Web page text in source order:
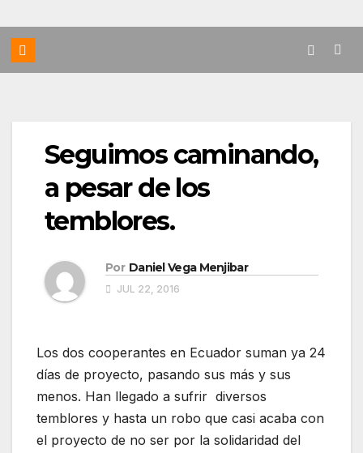
Seguimos caminando,
a pesar de los
temblores.
Por Daniel Vega Menjibar
JUL 22, 2016
Los dos cooperantes en Ecuador suman ya 24
días de proyecto, pasando sus más y sus
menos. Han llegado a sufrir diversos
temblores y hasta un robo que casi acaba con
el proyecto de no ser por la solidaridad del